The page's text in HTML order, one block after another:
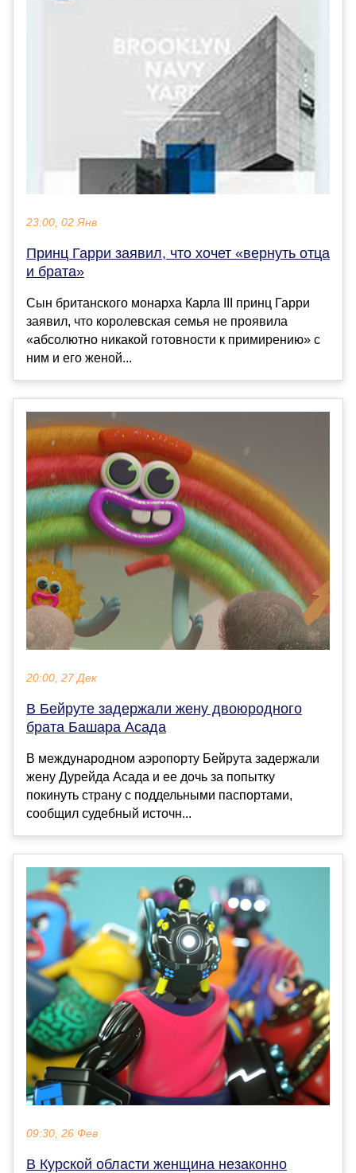
23:00, 02 Янв
Принц Гарри заявил, что хочет «вернуть отца
и брата»
Сын британского монарха Карла III принц Гарри
заявил, что королевская семья не проявила
«абсолютно никакой готовности к примирению» с
ним и его женой...
20:00, 27 Дек
В Бейруте задержали жену двоюродного
брата Башара Асада
В международном аэропорту Бейрута задержали
жену Дурейда Асада и ее дочь за попытку
покинуть страну с поддельными паспортами,
сообщил судебный источн...
09:30, 26 Фев
В Курской области женщина незаконно